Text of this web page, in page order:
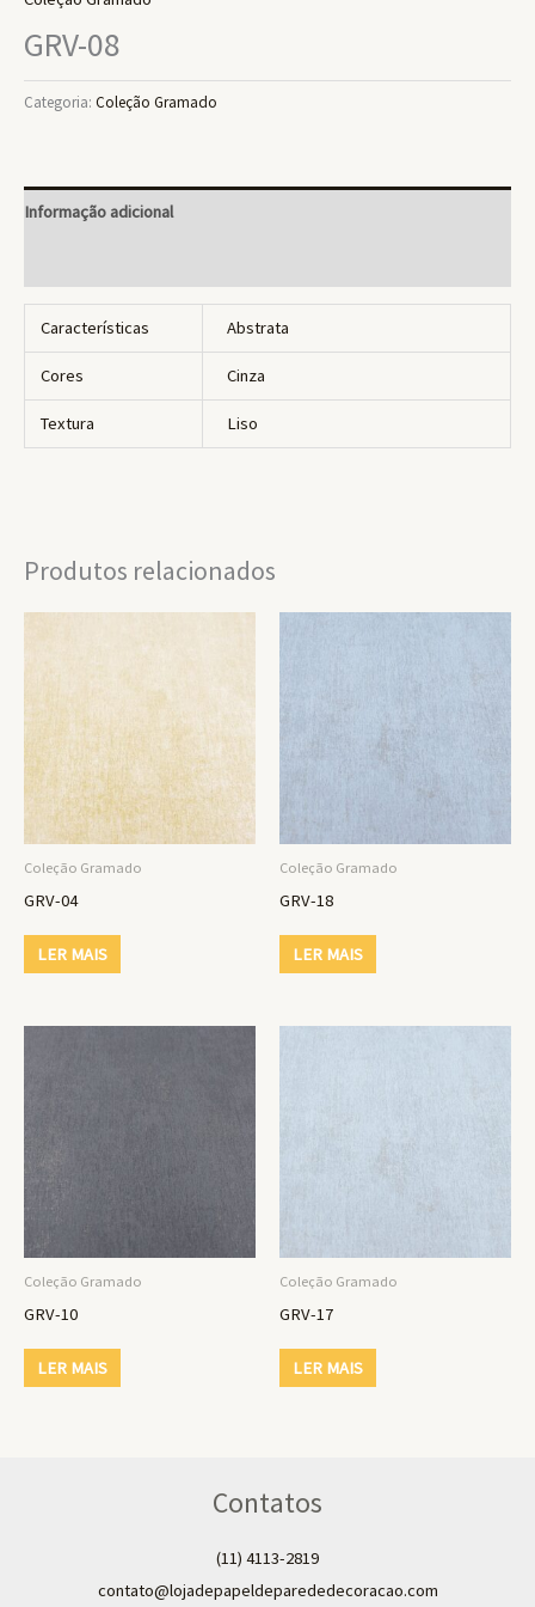
GRV-08
Categoria: Coleção Gramado
Informação adicional
Características Abstrata
Cores Cinza
Textura Liso
Produtos relacionados
Coleção Gramado
GRV-04
LER MAIS
Coleção Gramado
GRV-18
LER MAIS
Coleção Gramado
GRV-10
LER MAIS
Coleção Gramado
GRV-17
LER MAIS
Contatos
(11) 4113-2819
contato@lojadepapeldeparededecoracao.com